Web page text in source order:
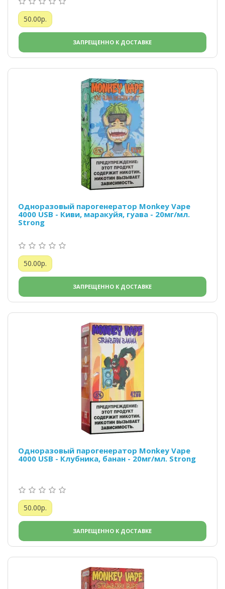
50.00р.
ЗАПРЕЩЕННО К ДОСТАВКЕ
Одноразовый парогенератор Monkey Vape
4000 USB - Киви, маракуйя, гуава - 20мг/мл.
Strong
50.00р.
ЗАПРЕЩЕННО К ДОСТАВКЕ
Одноразовый парогенератор Monkey Vape
4000 USB - Клубника, банан - 20мг/мл. Strong
50.00р.
ЗАПРЕЩЕННО К ДОСТАВКЕ